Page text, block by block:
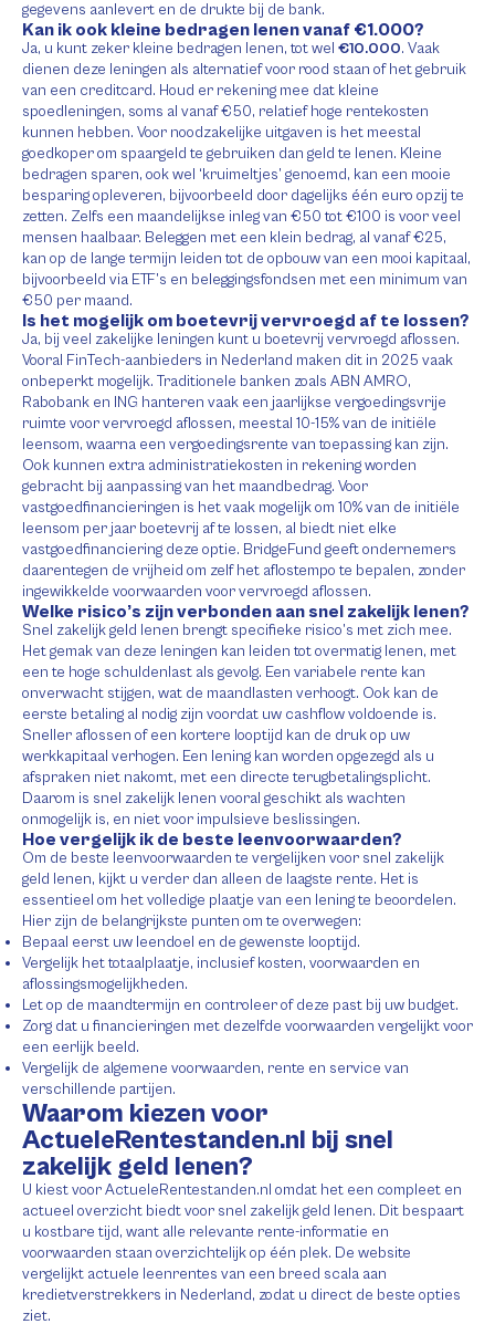
gegevens aanlevert en de drukte bij de bank.
Kan ik ook kleine bedragen lenen vanaf €1.000?
Ja, u kunt zeker kleine bedragen lenen, tot wel €10.000. Vaak
dienen deze leningen als alternatief voor rood staan of het gebruik
van een creditcard. Houd er rekening mee dat kleine
spoedleningen, soms al vanaf €50, relatief hoge rentekosten
kunnen hebben. Voor noodzakelijke uitgaven is het meestal
goedkoper om spaargeld te gebruiken dan geld te lenen. Kleine
bedragen sparen, ook wel ‘kruimeltjes’ genoemd, kan een mooie
besparing opleveren, bijvoorbeeld door dagelijks één euro opzij te
zetten. Zelfs een maandelijkse inleg van €50 tot €100 is voor veel
mensen haalbaar. Beleggen met een klein bedrag, al vanaf €25,
kan op de lange termijn leiden tot de opbouw van een mooi kapitaal,
bijvoorbeeld via ETF’s en beleggingsfondsen met een minimum van
€50 per maand.
Is het mogelijk om boetevrij vervroegd af te lossen?
Ja, bij veel zakelijke leningen kunt u boetevrij vervroegd aflossen.
Vooral FinTech-aanbieders in Nederland maken dit in 2025 vaak
onbeperkt mogelijk. Traditionele banken zoals ABN AMRO,
Rabobank en ING hanteren vaak een jaarlijkse vergoedingsvrije
ruimte voor vervroegd aflossen, meestal 10-15% van de initiële
leensom, waarna een vergoedingsrente van toepassing kan zijn.
Ook kunnen extra administratiekosten in rekening worden
gebracht bij aanpassing van het maandbedrag. Voor
vastgoedfinancieringen is het vaak mogelijk om 10% van de initiële
leensom per jaar boetevrij af te lossen, al biedt niet elke
vastgoedfinanciering deze optie. BridgeFund geeft ondernemers
daarentegen de vrijheid om zelf het aflostempo te bepalen, zonder
ingewikkelde voorwaarden voor vervroegd aflossen.
Welke risico’s zijn verbonden aan snel zakelijk lenen?
Snel zakelijk geld lenen brengt specifieke risico’s met zich mee.
Het gemak van deze leningen kan leiden tot overmatig lenen, met
een te hoge schuldenlast als gevolg. Een variabele rente kan
onverwacht stijgen, wat de maandlasten verhoogt. Ook kan de
eerste betaling al nodig zijn voordat uw cashflow voldoende is.
Sneller aflossen of een kortere looptijd kan de druk op uw
werkkapitaal verhogen. Een lening kan worden opgezegd als u
afspraken niet nakomt, met een directe terugbetalingsplicht.
Daarom is snel zakelijk lenen vooral geschikt als wachten
onmogelijk is, en niet voor impulsieve beslissingen.
Hoe vergelijk ik de beste leenvoorwaarden?
Om de beste leenvoorwaarden te vergelijken voor snel zakelijk
geld lenen, kijkt u verder dan alleen de laagste rente. Het is
essentieel om het volledige plaatje van een lening te beoordelen.
Hier zijn de belangrijkste punten om te overwegen:
Bepaal eerst uw leendoel en de gewenste looptijd.
Vergelijk het totaalplaatje, inclusief kosten, voorwaarden en
aflossingsmogelijkheden.
Let op de maandtermijn en controleer of deze past bij uw budget.
Zorg dat u financieringen met dezelfde voorwaarden vergelijkt voor
een eerlijk beeld.
Vergelijk de algemene voorwaarden, rente en service van
verschillende partijen.
Waarom kiezen voor
ActueleRentestanden.nl bij snel
zakelijk geld lenen?
U kiest voor ActueleRentestanden.nl omdat het een compleet en
actueel overzicht biedt voor snel zakelijk geld lenen. Dit bespaart
u kostbare tijd, want alle relevante rente-informatie en
voorwaarden staan overzichtelijk op één plek. De website
vergelijkt actuele leenrentes van een breed scala aan
kredietverstrekkers in Nederland, zodat u direct de beste opties
ziet.